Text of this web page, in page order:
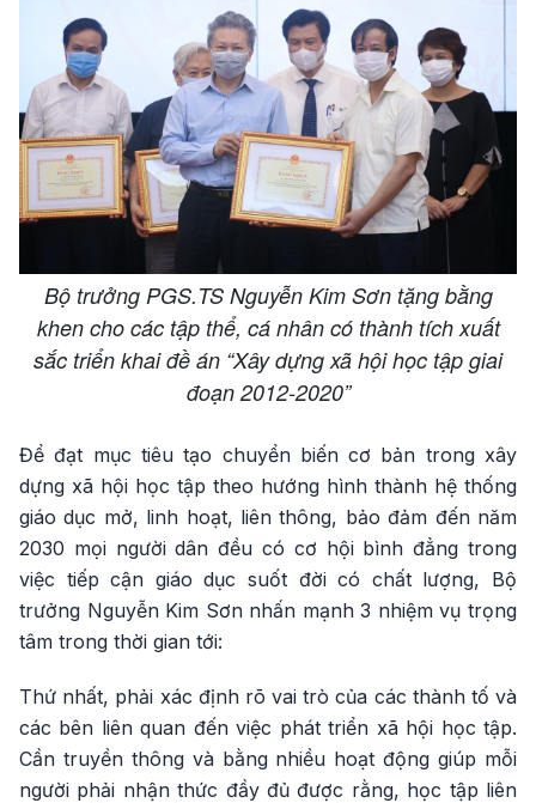
Bộ trưởng PGS.TS Nguyễn Kim Sơn tặng bằng
khen cho các tập thể, cá nhân có thành tích xuất
sắc triển khai đề án “Xây dựng xã hội học tập giai
đoạn 2012-2020”
Để đạt mục tiêu tạo chuyển biến cơ bản trong xây
dựng xã hội học tập theo hướng hình thành hệ thống
giáo dục mở, linh hoạt, liên thông, bảo đảm đến năm
2030 mọi người dân đều có cơ hội bình đẳng trong
việc tiếp cận giáo dục suốt đời có chất lượng, Bộ
trưởng Nguyễn Kim Sơn nhấn mạnh 3 nhiệm vụ trọng
tâm trong thời gian tới:
Thứ nhất, phải xác định rõ vai trò của các thành tố và
các bên liên quan đến việc phát triển xã hội học tập.
Cần truyền thông và bằng nhiều hoạt động giúp mỗi
người phải nhận thức đầy đủ được rằng, học tập liên